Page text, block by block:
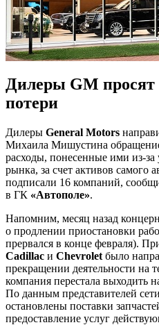
Дилеры GM просят
потери
Дилеры General Motors
Михаила Мишустина
расходы, понесенные ими из-за
рынка, за счет активов самого
подписали 16 компаний,
в ГК «Автополе».
Напомним, месяц назад концерн
о продлении приостановки
прервался в конце февраля).
Cadillac и Chevrolet было
прекращении деятельности на
компания перестала выходить
По данным представителей
остановлены поставки
предоставление услуг